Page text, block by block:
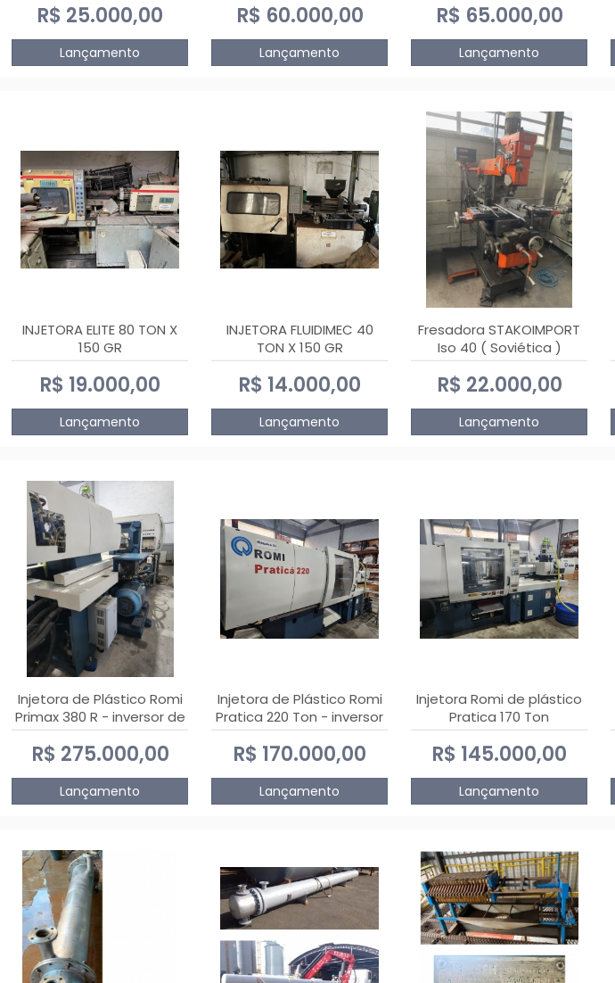
R$ 25.000,00
Lançamento
R$ 60.000,00
Lançamento
R$ 65.000,00
Lançamento
INJETORA ELITE 80 TON X
150 GR
R$ 19.000,00
Lançamento
INJETORA FLUIDIMEC 40
TON X 150 GR
R$ 14.000,00
Lançamento
Fresadora STAKOIMPORT
Iso 40 ( Soviética )
R$ 22.000,00
Lançamento
Injetora de Plástico Romi
Primax 380 R - inversor de
frequência NR 12
R$ 275.000,00
Lançamento
Injetora de Plástico Romi
Pratica 220 Ton - inversor
de frequência NR 12
R$ 170.000,00
Lançamento
Injetora Romi de plástico
Pratica 170 Ton
R$ 145.000,00
Lançamento